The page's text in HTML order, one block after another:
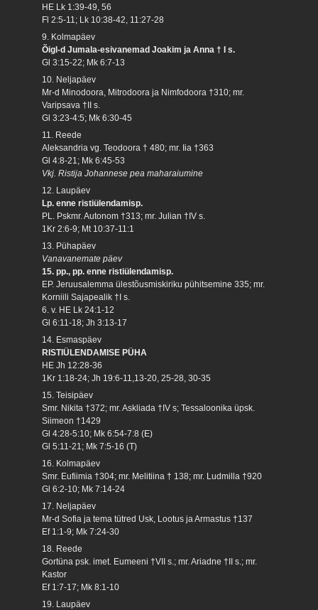
HE Lk 1:39-49, 56
Fl 2:5-11; Lk 10:38-42, 11:27-28
9. Kolmapäev
Õigl-d Jumala-esivanemad Joakim ja Anna † I s.
Gl 3:15-22; Mk 6:7-13
10. Neljapäev
Mr-d Minodoora, Mitrodoora ja Nimfodoora †310; mr.
Varipsava †II s.
Gl 3:23-4:5; Mk 6:30-45
11. Reede
Aleksandria vg. Teodoora † 480; mr. Iia †363
Gl 4:8-21; Mk 6:45-53
Vkj. Ristija Johannese pea maharaiumine
12. Laupäev
Lp. enne ristiülendamisp.
PL. Pskmr. Autonom †313; mr. Julian †IV s.
1Kr 2:6-9; Mt 10:37-11:1
13. Pühapäev
Vanavanemate päev
15. pp., pp. enne ristiülendamisp.
EP. Jeruusalemma ülestõusmiskiriku pühitsemine 335; mr.
Korniili Sajapealik †I s.
6. v. HE Lk 24:1-12
Gl 6:11-18; Jh 3:13-17
14. Esmaspäev
RISTIÜLENDAMISE PÜHA
HE Jh 12:28-36
1Kr 1:18-24; Jh 19:6-11,13-20, 25-28, 30-35
15. Teisipäev
Smr. Nikita †372; mr. Askliada †IV s; Tessaloonika üpsk.
Siimeon †1429
Gl 4:28-5:10; Mk 6:54-7:8 (E)
Gl 5:11-21; Mk 7:5-16 (T)
16. Kolmapäev
Smr. Eufiimia †304; mr. Melitiina † 138; mr. Ludmilla †920
Gl 6:2-10; Mk 7:14-24
17. Neljapäev
Mr-d Sofia ja tema tütred Usk, Lootus ja Armastus †137
Ef 1:1-9; Mk 7:24-30
18. Reede
Gortüna psk. imet. Eumeeni †VII s.; mr. Ariadne †II s.; mr.
Kastor
Ef 1:7-17; Mk 8:1-10
19. Laupäev